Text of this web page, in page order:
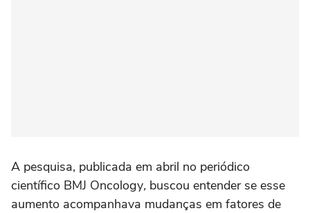
A pesquisa, publicada em abril no periódico
científico BMJ Oncology, buscou entender se esse
aumento acompanhava mudanças em fatores de